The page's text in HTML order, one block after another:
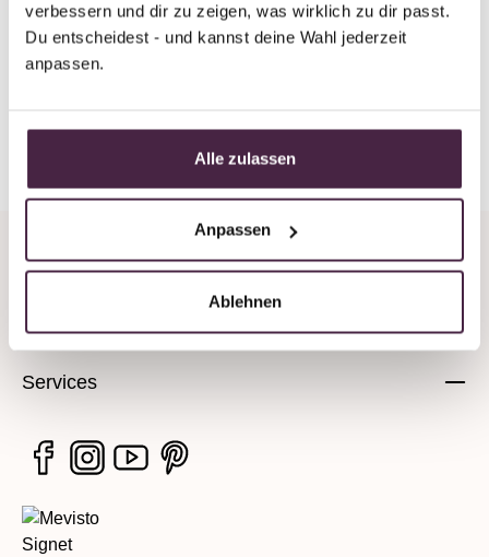
verbessern und dir zu zeigen, was wirklich zu dir passt.
Du entscheidest - und kannst deine Wahl jederzeit
anpassen.
Alle zulassen
Anpassen
Ablehnen
Send mail
Back to overview
Company
Legal information
Services